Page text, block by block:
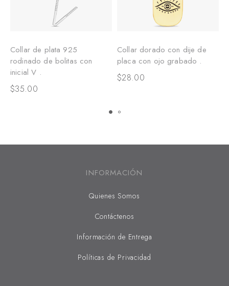
Collar de plata 925
rodinado de bolitas con
inicial V .
$35.00
Collar dorado con dije de
placa con ojo grabado .
$28.00
INFORMACIÓN
Quienes Somos
Contáctenos
Información de Entrega
Políticas de Privacidad